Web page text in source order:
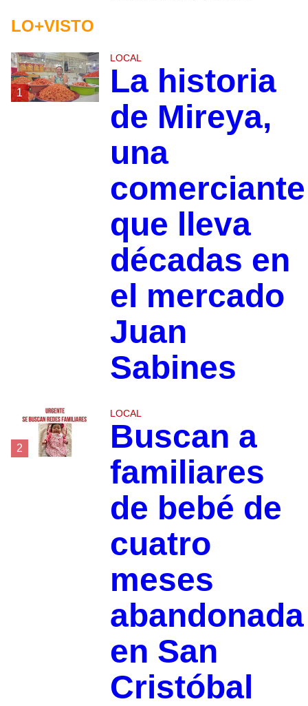
LO+VISTO
1
LOCAL
La historia
de Mireya,
una
comerciante
que lleva
décadas en
el mercado
Juan
Sabines
2
LOCAL
Buscan a
familiares
de bebé de
cuatro
meses
abandonada
en San
Cristóbal